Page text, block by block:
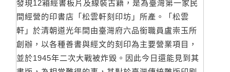
發現12箱經書板片及線裝古籍，是為臺灣第一家民
間經營的印書店「松雲軒刻印坊」所產。「松雲
軒」於清朝道光年間由臺灣府六品銜職員盧崇玉所
創辦，以各種善書與經文的刻印為主要營業項目，
並於1945年二次大戰被炸毀。因此今日還能見到其